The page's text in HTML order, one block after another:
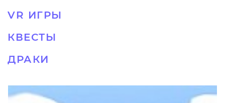
VR ИГРЫ
КВЕСТЫ
ДРАКИ